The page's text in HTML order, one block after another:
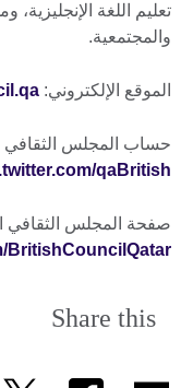
تعليم اللغة الإنجليزية،
والمجتمعية.
الموقع الإلكتروني:
حساب المجلس الثقافي
qaBritish
صفحة المجلس الثقافي
BritishCouncilQatar
Share this